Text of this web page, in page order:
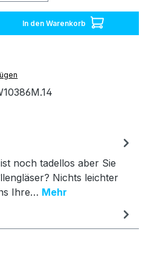
Gib den
In den Warenkorb
noch tadellos aber Sie
Nichts leichter
Ihre… Mehr